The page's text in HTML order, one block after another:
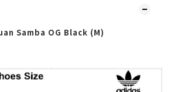
Samba OG Black (M)